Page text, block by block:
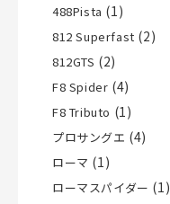
488Pista (1)
812 Superfast (2)
812GTS (2)
F8 Spider (4)
F8 Tributo (1)
プロサングエ (4)
ローマ (1)
ローマスパイダー (1)